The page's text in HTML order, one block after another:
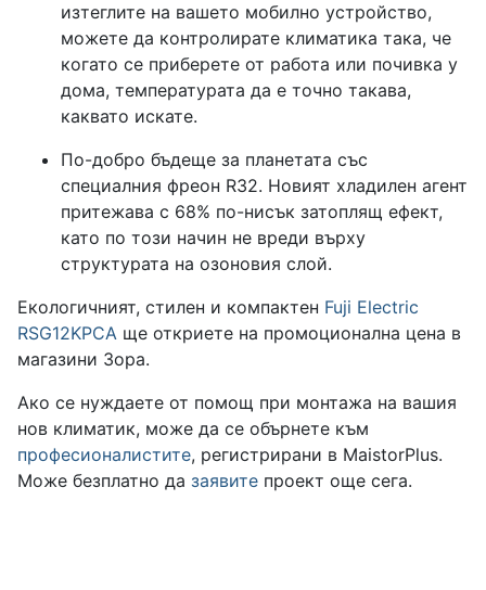
изтеглите на вашето мобилно устройство,
можете да контролирате климатика така, че
когато се приберете от работа или почивка у
дома, температурата да е точно такава,
каквато искате.
По-добро бъдеще за планетата със
специалния фреон R32. Новият хладилен агент
притежава с 68% по-нисък затоплящ ефект,
като по този начин не вреди върху
структурата на озоновия слой.
Екологичният, стилен и компактен Fuji Electric
RSG12KPCA ще откриете на промоционална цена в
магазини Зора.
Ако се нуждаете от помощ при монтажа на вашия
нов климатик, може да се обърнете към
професионалистите, регистрирани в MaistorPlus.
Може безплатно да заявите проект още сега.